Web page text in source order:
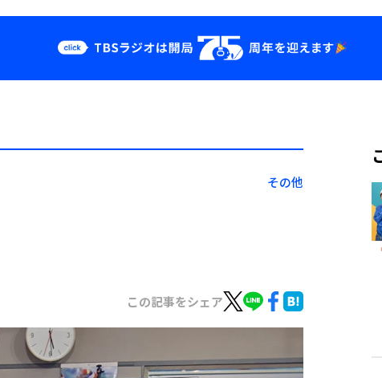
YouTube
その他
この記事をシェア